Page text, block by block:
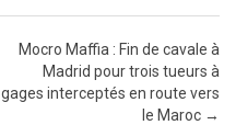
Mocro Maffia : Fin de cavale à
Madrid pour trois tueurs à
gages interceptés en route vers
le Maroc →